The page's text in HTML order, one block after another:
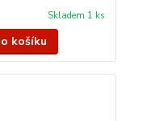
Skladem 1 ks
košíku